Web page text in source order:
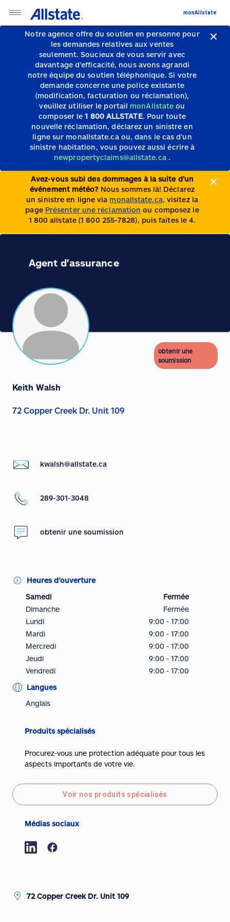
Notre agence offre du soutien en personne pour
les demandes relatives aux ventes
seulement.Soucieux de vous servir avec
davantage d’efficacité, nous avons agrandi
notre équipe du soutien téléphonique.Si votre
demande concerne une police existante
(modification, facturation ou réclamation),
veuillez utiliser le portail monAllstate ou
composer le1 800 ALLSTATE. Pour toute
nouvelle réclamation, déclarez un sinistre en
ligne sur monallstate.ca ou, dans le cas d’un
sinistre habitation, vous pouvez aussi écrire à
newpropertyclaims@allstate.ca .
Avez-vous subi des dommages à la suite d’un
événement météo? Nous sommes là! Déclarez
un sinistre en ligne via monallstate.ca, visitez la
page Présenter une réclamation ou composez le
1 800 allstate (1 800 255-7828), puis faites le 4.
monAllstate
Agent d'assurance
obtenir une
soumission
Keith Walsh
72 Copper Creek Dr. Unit 109
kwalsh@allstate.ca
289-301-3048
obtenir une soumission
Heures d’ouverture
Samedi
Fermée
Dimanche
Fermée
Lundi
9:00 - 17:00
Mardi
9:00 - 17:00
Mercredi
9:00 - 17:00
Jeudi
9:00 - 17:00
Vendredi
9:00 - 17:00
Langues
Anglais
Produits spécialisés
Procurez-vous une protection adéquate pour tous les
aspects importants de votre vie.
Voir nos produits spécialisés
Médias sociaux
72 Copper Creek Dr. Unit 109